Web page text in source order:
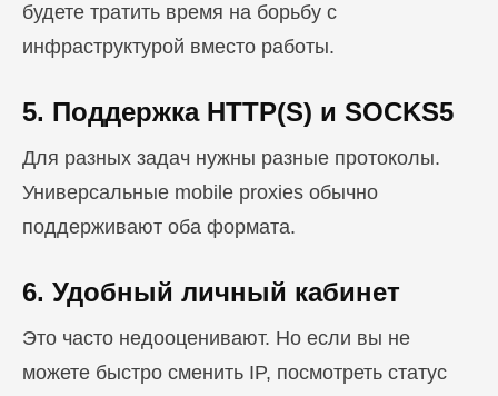
будете тратить время на борьбу с
инфраструктурой вместо работы.
5. Поддержка HTTP(S) и SOCKS5
Для разных задач нужны разные протоколы.
Универсальные mobile proxies обычно
поддерживают оба формата.
6. Удобный личный кабинет
Это часто недооценивают. Но если вы не
можете быстро сменить IP, посмотреть статус